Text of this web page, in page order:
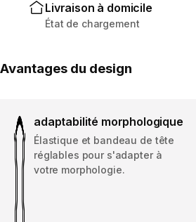
Livraison à domicile
État de chargement
Avantages du design
adaptabilité morphologique
Élastique et bandeau de tête
réglables pour s'adapter à
votre morphologie.